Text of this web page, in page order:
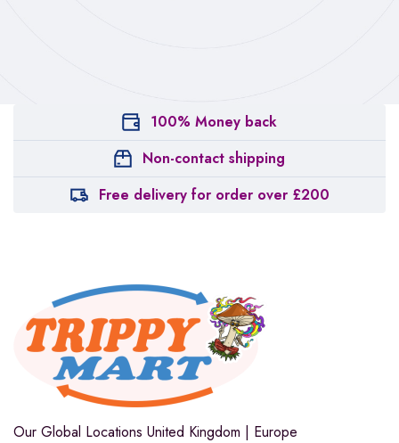
100% Money back
Non-contact shipping
Free delivery for order over £200
Our Global Locations United Kingdom | Europe